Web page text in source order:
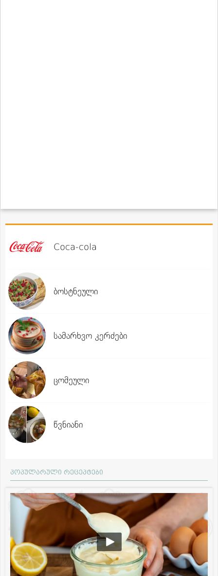
Coca-cola
ბოსტნეული
სამარხვო კერძები
ცომეული
წვნიანი
პოპულარული რეცეპტები